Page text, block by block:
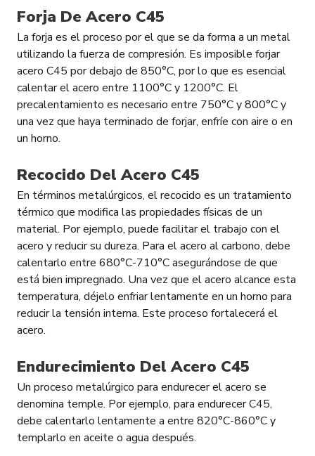
Forja De Acero C45
La forja es el proceso por el que se da forma a un metal
utilizando la fuerza de compresión. Es imposible forjar
acero C45 por debajo de 850°С, por lo que es esencial
calentar el acero entre 1100°С y 1200°С. El
precalentamiento es necesario entre 750°С y 800°С y
una vez que haya terminado de forjar, enfríe con aire o en
un horno.
Recocido Del Acero C45
En términos metalúrgicos, el recocido es un tratamiento
térmico que modifica las propiedades físicas de un
material. Por ejemplo, puede facilitar el trabajo con el
acero y reducir su dureza. Para el acero al carbono, debe
calentarlo entre 680°С-710°С asegurándose de que
está bien impregnado. Una vez que el acero alcance esta
temperatura, déjelo enfriar lentamente en un horno para
reducir la tensión interna. Este proceso fortalecerá el
acero.
Endurecimiento Del Acero C45
Un proceso metalúrgico para endurecer el acero se
denomina temple. Por ejemplo, para endurecer C45,
debe calentarlo lentamente a entre 820°С-860°С y
templarlo en aceite o agua después.